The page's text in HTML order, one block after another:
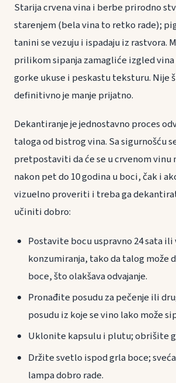
Starija crvena vina i berbe prirodno
starenjem (bela vina to retko rade);
tanini se vezuju i ispadaju iz rastvora.
prilikom sipanja zamagliće izgled
gorke ukuse i peskastu teksturu. Nije
definitivno je manje prijatno.
Dekantiranje je jednostavno proces
taloga od bistrog vina. Sa sigurnošću
pretpostaviti da će se u crvenom
nakon pet do 10 godina u boci, čak i
vizuelno proveriti i treba ga
učiniti dobro:
Postavite bocu uspravno 24 sata ili
konzumiranja, tako da talog može
boce, što olakšava odvajanje.
Pronađite posudu za pečenje ili
posudu iz koje se vino lako može
Uklonite kapsulu i plutu; obrišite
Držite svetlo ispod grla boce;
lampa dobro rade.